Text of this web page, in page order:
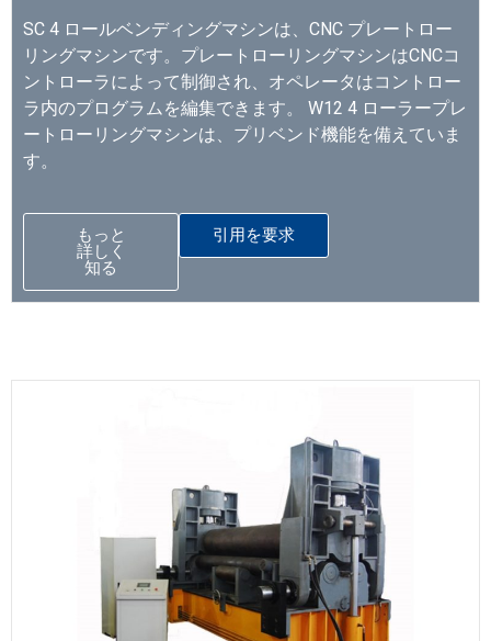
SC 4 ロールベンディングマシンは、CNC プレートロー
リングマシンです。プレートローリングマシンはCNCコ
ントローラによって制御され、オペレータはコントロー
ラ内のプログラムを編集できます。 W12 4 ローラープレ
ートローリングマシンは、プリベンド機能を備えていま
す。
もっと
詳しく
知る
引用を要求